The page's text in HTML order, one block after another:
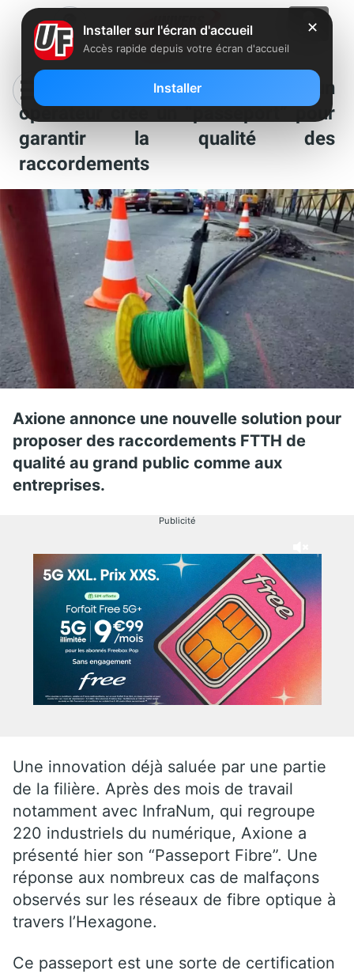
Malfaçons dans la fibre optique : un
opérateur crée un “passeport” pour
garantir la qualité des
raccordements
Axione annonce une nouvelle solution pour
proposer des raccordements FTTH de
qualité au grand public comme aux
entreprises.
Publicité
Une innovation déjà saluée par une partie
de la filière. Après des mois de travail
notamment avec InfraNum, qui regroupe
220 industriels du numérique, Axione a
présenté hier son “Passeport Fibre”. Une
réponse aux nombreux cas de malfaçons
observés sur les réseaux de fibre optique à
travers l’Hexagone.
Ce passeport est une sorte de certification
✕
Installer sur l'écran d'accueil
Accès rapide depuis votre écran d'accueil
Installer